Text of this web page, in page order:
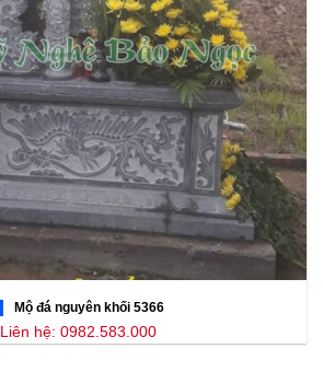
Mộ đá nguyên khối 5366
Liên hệ: 0982.583.000